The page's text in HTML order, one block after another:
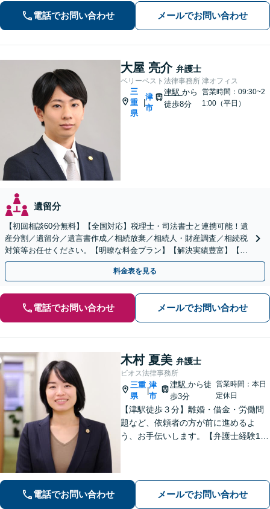
電話でお問い合わせ メールでお問い合わせ
大屋 亮介 弁護士
ベリーベスト法律事務所 津オフィス
三
重
県
|
津
市
津駅から
徒歩8分
営業時間：09:30~2
1:00（平日）
遺留分
【初回相談60分無料】【全国対応】税理士・司法書士と連携可能！遺
産分割／遺留分／遺言書作成／相続放棄／相続人・財産調査／相続税
対策等お任せください。【明瞭な料金プラン】【解決実績豊富】【電
話相談可】
料金表を見る
電話でお問い合わせ メールでお問い合わせ
木村 夏美 弁護士
ビオス法律事務所
三重
県
|
津
市
津駅から徒
歩3分
営業時間：本日
定休日
【津駅徒歩３分】離婚・借金・労働問
題など、依頼者の方が前に進めるよ
う、お手伝いします。【弁護士経験10
電話でお問い合わせ メールでお問い合わせ